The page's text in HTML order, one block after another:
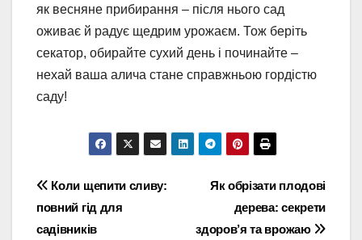
як весняне прибирання – після нього сад
оживає й радує щедрим урожаєм. Тож беріть
секатор, обирайте сухий день і починайте –
нехай ваша алича стане справжньою гордістю
саду!
Навігація
записів
Як обрізати плодові
дерева: секрети
здоров’я та врожаю
Коли щепити сливу:
повний гід для
садівників